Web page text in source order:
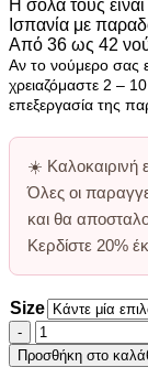
Η σόλα τους
Ισπανία με
Από 36 ως 42
Αν το νούμερο σας
χρειαζόμαστε 2 –
επεξεργασία της
☀️
Όλες οι
και θα
Κερδίστε 20%
Size
Μαύρες
Καστόρινες
Εσπαντριγιες
Προσθήκη στο